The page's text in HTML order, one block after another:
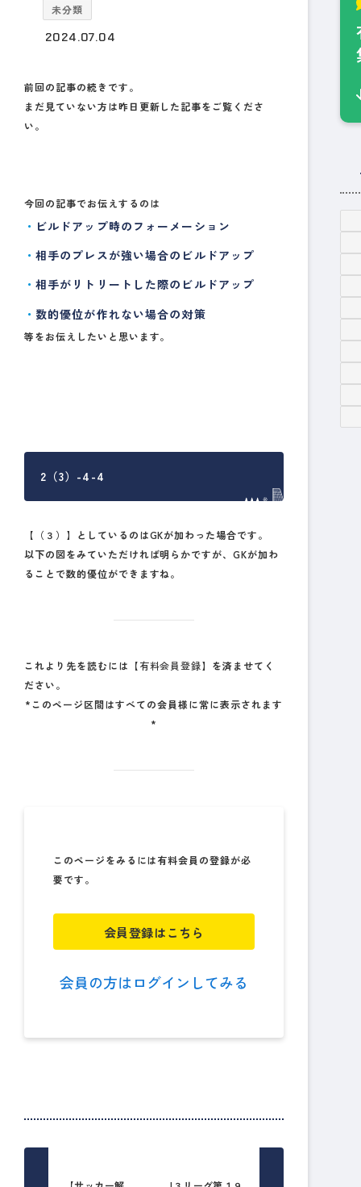
未分類
2024.07.04
前回の記事の続きです。
まだ見ていない方は昨日更新した記事をご覧くださ
い。
今回の記事でお伝えするのは
ビルドアップ時のフォーメーション
相手のプレスが強い場合のビルドアップ
相手がリトリートした際のビルドアップ
数的優位が作れない場合の対策
等をお伝えしたいと思います。
2（3）-4-4
【（３）】としているのはGKが加わった場合です。
以下の図をみていただければ明らかですが、GKが加わ
ることで数的優位ができますね。
これより先を読むには 【有料会員登録】 を済ませてく
ださい。
*このページ区間はすべての会員様に常に表示されます
*
このページをみるには有料会員の登録が必
要です。
会員登録はこちら
会員の方はログインしてみる